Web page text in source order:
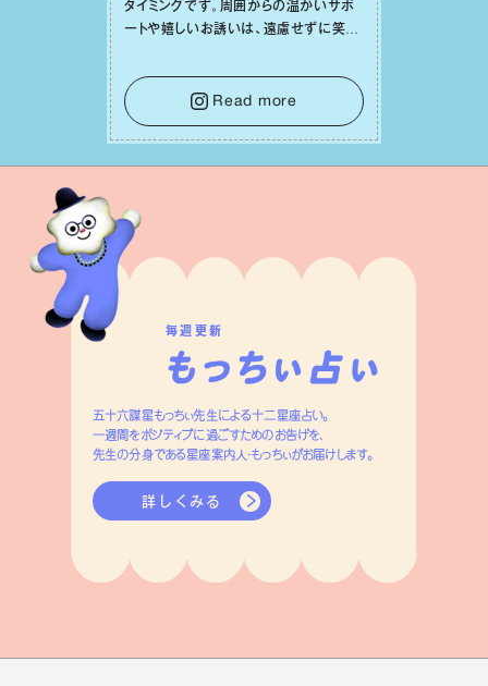
タイミングです。周囲からの温かいサポ
ートや嬉しいお誘いは、遠慮せずに笑顔
せになっていくイメージを持って⼀歩を
踏み出して。⼀⼈⼀⼈の良いところが混
ざり合い、ハッピーな未来が形作られて
いきます。
Read more
毎週更新
五十六謀星もっちぃ先生による十二星座占い。
一週間をポジティブに過ごすためのお告げを、
先生の分身である星座案内人・もっちぃがお届けします。
詳しくみる